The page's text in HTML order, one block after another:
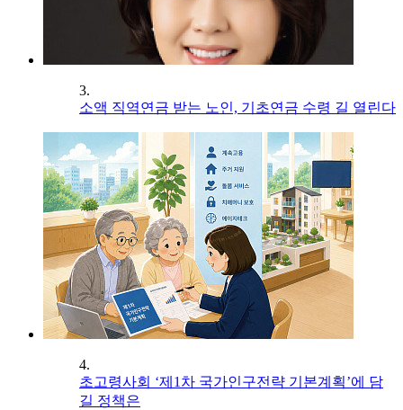
3.
소액 직역연금 받는 노인, 기초연금 수령 길 열린다
4.
초고령사회 ‘제1차 국가인구전략 기본계획’에 담
길 정책은